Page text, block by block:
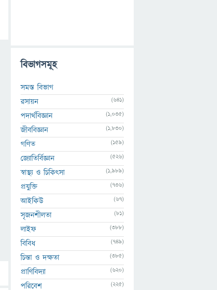
বিভাগসমূহ
সমস্ত বিভাগ
রসায়ন
(641)
পদার্থবিজ্ঞান (1,035)
জীববিজ্ঞান (1,830)
গণিত (159)
জ্যোতির্বিজ্ঞান (526)
স্বাস্থ্য ও চিকিৎসা (1,989)
প্রযুক্তি (736)
আইকিউ (67)
সৃজনশীলতা (81)
লাইফ (388)
বিবিধ (749)
চিন্তা ও দক্ষতা (385)
প্রাণিবিদ্যা (620)
পরিবেশ (225)